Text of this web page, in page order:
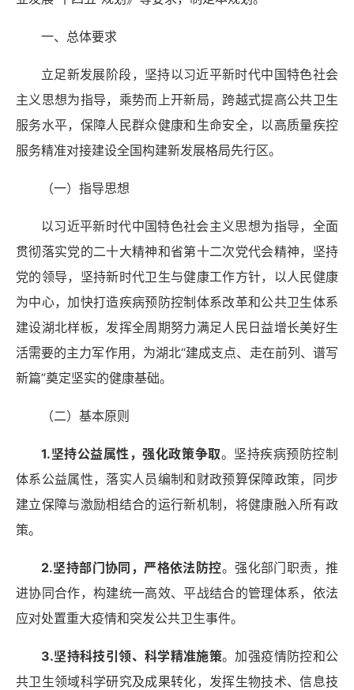
一、总体要求
立足新发展阶段，坚持以习近平新时代中国特色社会
主义思想为指导，乘势而上开新局，跨越式提高公共卫生
服务水平，保障人民群众健康和生命安全，以高质量疾控
服务精准对接建设全国构建新发展格局先行区。
（一）指导思想
以习近平新时代中国特色社会主义思想为指导，全面
贯彻落实党的二十大精神和省第十二次党代会精神，坚持
党的领导，坚持新时代卫生与健康工作方针，以人民健康
为中心，加快打造疾病预防控制体系改革和公共卫生体系
建设湖北样板，发挥全周期努力满足人民日益增长美好生
活需要的主力军作用，为湖北“建成支点、走在前列、谱写
新篇”奠定坚实的健康基础。
（二）基本原则
1.坚持公益属性，强化政策争取。坚持疾病预防控制
体系公益属性，落实人员编制和财政预算保障政策，同步
建立保障与激励相结合的运行新机制，将健康融入所有政
策。
2.坚持部门协同，严格依法防控。强化部门职责，推
进协同合作，构建统一高效、平战结合的管理体系，依法
应对处置重大疫情和突发公共卫生事件。
3.坚持科技引领、科学精准施策。加强疫情防控和公
共卫生领域科学研究及成果转化，发挥生物技术、信息技